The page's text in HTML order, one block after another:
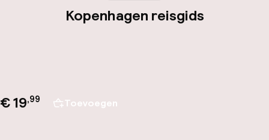
Kopenhagen reisgids
€ 19,99 Toevoegen